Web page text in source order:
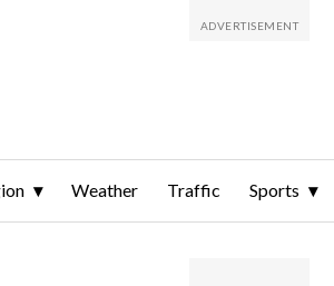
Weather Traffic Sports